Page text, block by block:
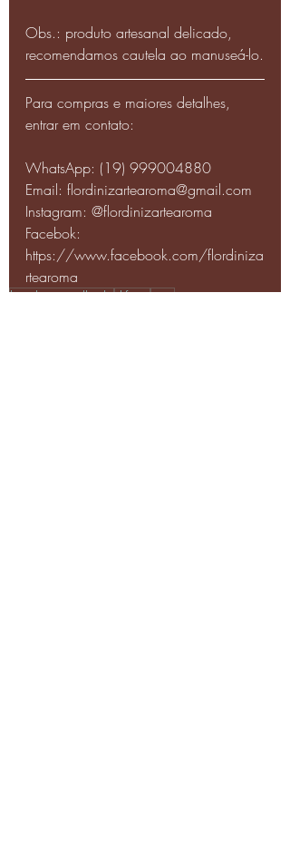
Obs.: produto artesanal delicado,
recomendamos cautela ao manuseá-lo.
Para compras e maiores detalhes,
entrar em contato:
WhatsApp: (19) 999004880
Email: flordinizartearoma@gmail.com
Instagram: @flordinizartearoma
Facebok:
https://www.facebook.com/flordiniza
rtearoma
bandeja espelhadadifusorrosa